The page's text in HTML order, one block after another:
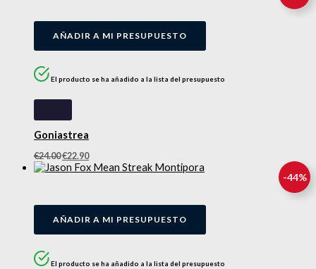
AÑADIR A MI PRESUPUESTO
El producto se ha añadido a la lista del presupuesto
Goniastrea
€24.00€22.90
-44%
AÑADIR A MI PRESUPUESTO
El producto se ha añadido a la lista del presupuesto